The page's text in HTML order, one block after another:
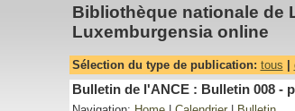
Bibliothèque nationale de
Luxemburgensia online
Sélection du type de publication: tous
Bulletin de l'ANCE : Bulletin 008 -